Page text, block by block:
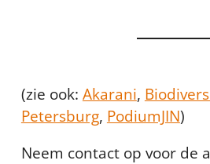
(zie ook: Akarani,
Petersburg, PodiumJIN)
Neem contact op voor de